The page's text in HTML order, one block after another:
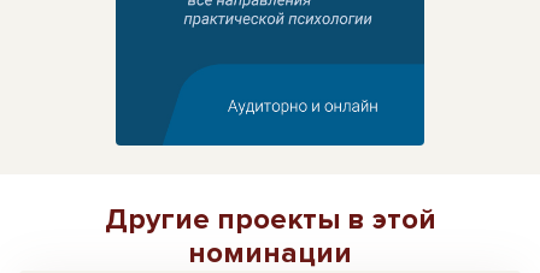
Другие проекты в этой
номинации